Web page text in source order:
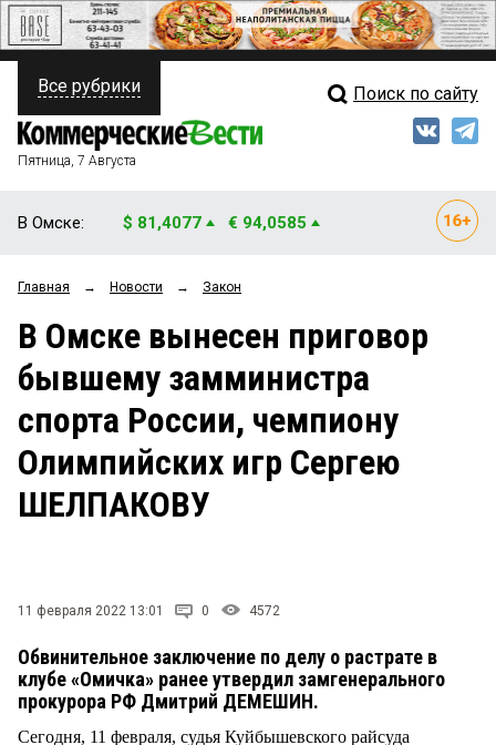
ПОЛИТИКА
ФИНАНСЫ
ОБЩЕСТВО
ЗАКОН
НОВОСТИ КОМПАНИЙ
ПРОИСШЕСТВИЯ
СТИЛЬ ЖИЗНИ
Свежий выпуск
Рейтинги
Блоги
Архив
Все рубрики Поиск по сайту
Пятница, 7 Августа
В Омске: $ 81,4077 € 94,0585
Главная → Новости → Закон
В Омске вынесен приговор
бывшему замминистра
спорта России, чемпиону
Олимпийских игр Сергею
ШЕЛПАКОВУ
11 февраля 2022 13:01 0 4572
Обвинительное заключение по делу о растрате в
клубе «Омичка» ранее утвердил замгенерального
прокурора РФ Дмитрий ДЕМЕШИН.
Сегодня, 11 февраля, судья Куйбышевского райсуда